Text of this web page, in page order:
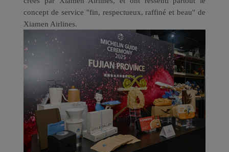
concept de service ''fin, respectueux, raffiné et beau'' de
Xiamen Airlines.